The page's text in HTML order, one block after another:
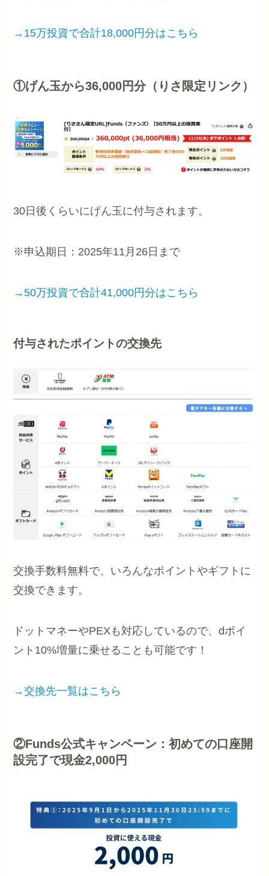
→15万投資で合計18,000円分はこちら
①げん玉から36,000円分（りさ限定リンク）
30日後くらいにげん玉に付与されます。
※申込期日：2025年11月26日まで
→50万投資で合計41,000円分はこちら
付与されたポイントの交換先
交換手数料無料で、いろんなポイントやギフトに
交換できます。
ドットマネーやPEXも対応しているので、dポイ
ント10%増量に乗せることも可能です！
→交換先一覧はこちら
②Funds公式キャンペーン：初めての口座開
設完了で現金2,000円